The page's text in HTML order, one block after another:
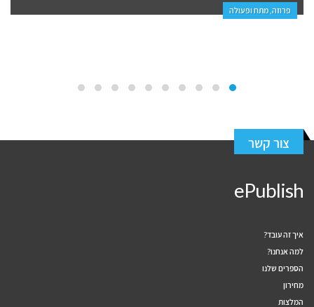
פרוזה, מתח ופעולה
צור קשר
ePublish
איך זה עובד?
למה אנחנו?
הספרים שלנו
מחירון
המלצות